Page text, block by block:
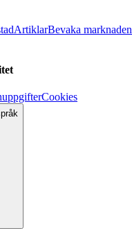
ArtiklarBevaka marknaden
Cookies